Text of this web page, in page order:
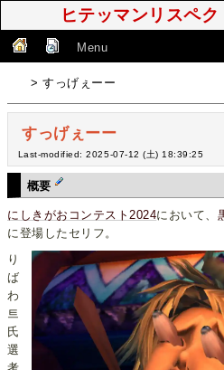
ヒテッマンリスペ
Menu
> すっげぇーー
すっげぇーー
Last-modified: 2025-07-12 (土) 18:39:25
概要
にしきがおコンテスト2024において、
に登場したセリフ。
り
ば
わ
트
氏
選